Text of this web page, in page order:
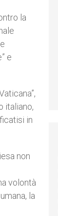
la
e
italiano,
in
non
volontà
la